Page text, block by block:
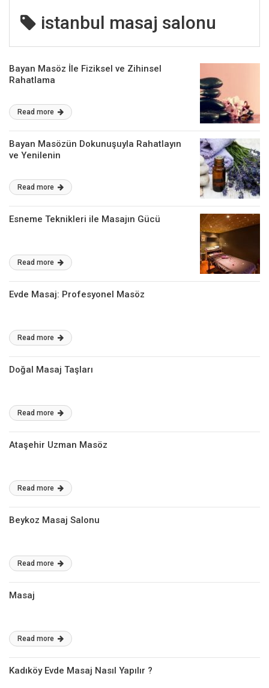
istanbul masaj salonu
Bayan Masöz İle Fiziksel ve Zihinsel
Rahatlama
Read more
Bayan Masözün Dokunuşuyla Rahatlayın
ve Yenilenin
Read more
Esneme Teknikleri ile Masajın Gücü
Read more
Evde Masaj: Profesyonel Masöz
Read more
Doğal Masaj Taşları
Read more
Ataşehir Uzman Masöz
Read more
Beykoz Masaj Salonu
Read more
Masaj
Read more
Kadıköy Evde Masaj Nasıl Yapılır ?